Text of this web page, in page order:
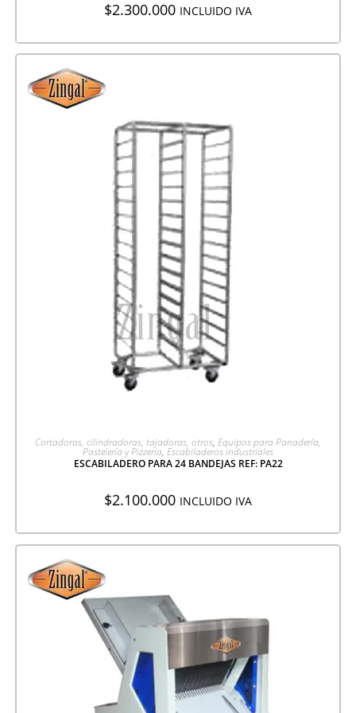
$2.300.000 INCLUIDO IVA
AGREGAR A COTIZACIÓN
Cortadoras, cilindradoras, tajadoras, otros, Equipos para Panadería,
Pastelería y Pizzeria, Escabiladeros industriales
ESCABILADERO PARA 24 BANDEJAS REF: PA22
$2.100.000 INCLUIDO IVA